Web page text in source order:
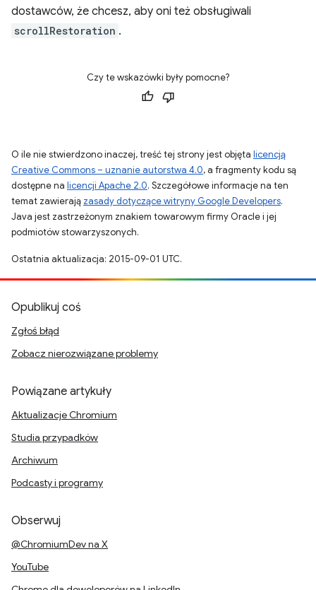
dostawców, że chcesz, aby oni też obsługiwali
scrollRestoration .
Czy te wskazówki były pomocne?
O ile nie stwierdzono inaczej, treść tej strony jest objęta licencją
Creative Commons – uznanie autorstwa 4.0, a fragmenty kodu są
dostępne na licencji Apache 2.0. Szczegółowe informacje na ten
temat zawierają zasady dotyczące witryny Google Developers.
Java jest zastrzeżonym znakiem towarowym firmy Oracle i jej
podmiotów stowarzyszonych.
Ostatnia aktualizacja: 2015-09-01 UTC.
Opublikuj coś
Zgłoś błąd
Zobacz nierozwiązane problemy
Powiązane artykuły
Aktualizacje Chromium
Studia przypadków
Archiwum
Podcasty i programy
Obserwuj
@ChromiumDev na X
YouTube